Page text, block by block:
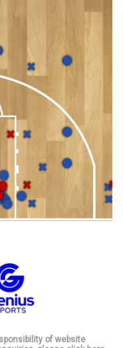
of website